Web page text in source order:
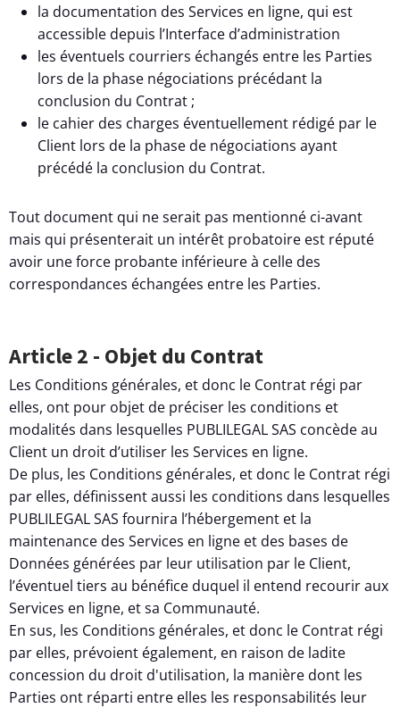
la documentation des Services en ligne, qui est
accessible depuis l’Interface d’administration
les éventuels courriers échangés entre les Parties
lors de la phase négociations précédant la
conclusion du Contrat ;
le cahier des charges éventuellement rédigé par le
Client lors de la phase de négociations ayant
précédé la conclusion du Contrat.
Tout document qui ne serait pas mentionné ci-avant
mais qui présenterait un intérêt probatoire est réputé
avoir une force probante inférieure à celle des
correspondances échangées entre les Parties.
Article 2 - Objet du Contrat
Les Conditions générales, et donc le Contrat régi par
elles, ont pour objet de préciser les conditions et
modalités dans lesquelles PUBLILEGAL SAS concède au
Client un droit d’utiliser les Services en ligne.
De plus, les Conditions générales, et donc le Contrat régi
par elles, définissent aussi les conditions dans lesquelles
PUBLILEGAL SAS fournira l’hébergement et la
maintenance des Services en ligne et des bases de
Données générées par leur utilisation par le Client,
l’éventuel tiers au bénéfice duquel il entend recourir aux
Services en ligne, et sa Communauté.
En sus, les Conditions générales, et donc le Contrat régi
par elles, prévoient également, en raison de ladite
concession du droit d'utilisation, la manière dont les
Parties ont réparti entre elles les responsabilités leur